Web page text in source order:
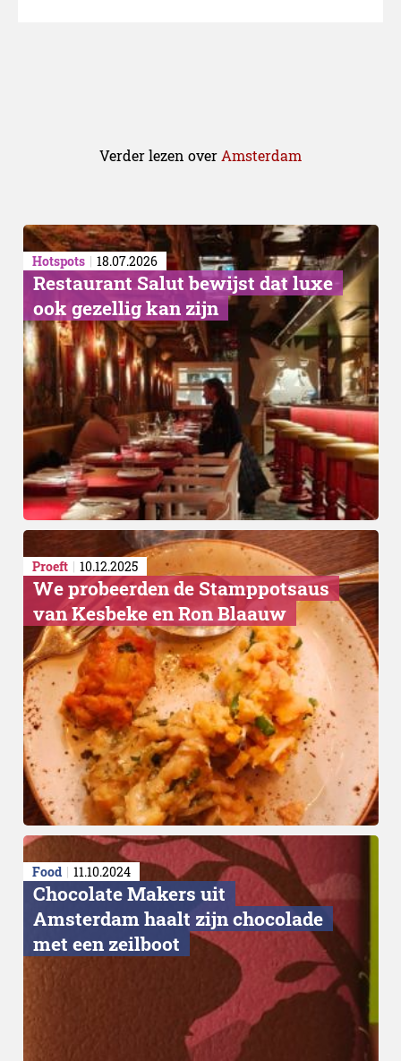
Tasting Menu
Verder lezen over Amsterdam
Hotspots 18.07.2026
Restaurant Salut bewijst dat luxe
ook gezellig kan zijn
Proeft 10.12.2025
We probeerden de Stamppotsaus
van Kesbeke en Ron Blaauw
Food 11.10.2024
Chocolate Makers uit
Amsterdam haalt zijn chocolade
met een zeilboot